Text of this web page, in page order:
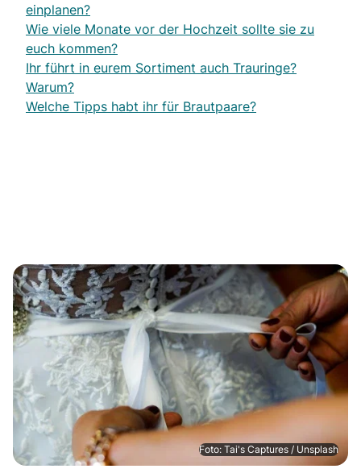
einplanen?
Wie viele Monate vor der Hochzeit sollte sie zu
euch kommen?
Ihr führt in eurem Sortiment auch Trauringe?
Warum?
Welche Tipps habt ihr für Brautpaare?
Foto: Tai's Captures / Unsplash